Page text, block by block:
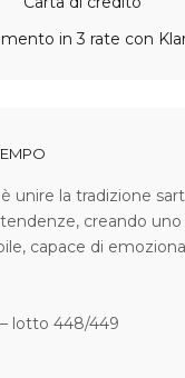
in 3 rate con
unire la tradizione
creando uno
capace di
– lotto 448/449